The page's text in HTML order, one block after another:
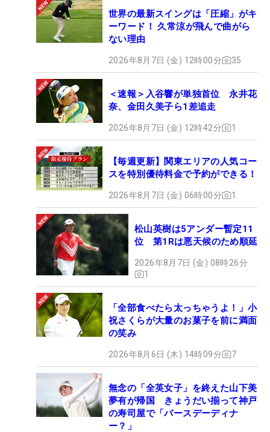
世界の最新スイングは「圧縮」がキ
ーワード！ 久常涼が飛んで曲がら
ない理由
2026年8月7日 (金) 12時00分 35
＜速報＞入谷響が単独首位 永井花
奈、金田久美子ら1差追走
2026年8月7日 (金) 12時42分 1
【毎週更新】関東エリアの人気コー
スを特別優待料金で予約ができる！
2026年8月7日 (金) 06時00分 1
松山英樹は5アンダー暫定11
位 第1Rは悪天候のため順延
2026年8月7日 (金) 08時26分
1
「全部食べたら太っちゃうよ！」小
祝さくらが大量のお菓子を前に満面
の笑み
2026年8月6日 (木) 14時09分 7
無念の「全英女子」を終えた山下美
夢有が帰国 きょうだい揃って神戸
の寿司屋で「バースデーディナ
ー？」